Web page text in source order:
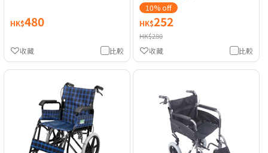
HK$480
比較
收藏
10% off
HK$252
HK$280
比較
收藏